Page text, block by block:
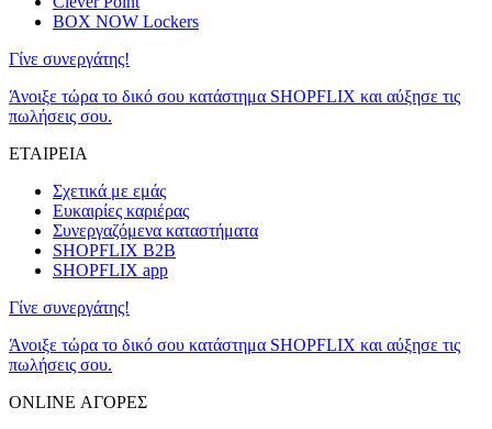
BOX NOW Lockers
Γίνε συνεργάτης!
Άνοιξε τώρα το δικό σου κατάστημα SHOPFLIX και αύξησε τις
πωλήσεις σου.
ΕΤΑΙΡΕΙΑ
Σχετικά με εμάς
Ευκαιρίες καριέρας
Συνεργαζόμενα καταστήματα
SHOPFLIX B2B
SHOPFLIX app
Γίνε συνεργάτης!
Άνοιξε τώρα το δικό σου κατάστημα SHOPFLIX και αύξησε τις
πωλήσεις σου.
ONLINE ΑΓΟΡΕΣ